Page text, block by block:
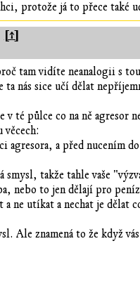
protože já to přece také
[↑]
tam vidíte neanalogii s
nás sice učí dělat
té půlce co na ně agresor
věcech:
agresora, a před
smysl, takže tahle vaše
nebo to jen dělají pro
ne utíkat a nechat je dělat
Ale znamená to že když